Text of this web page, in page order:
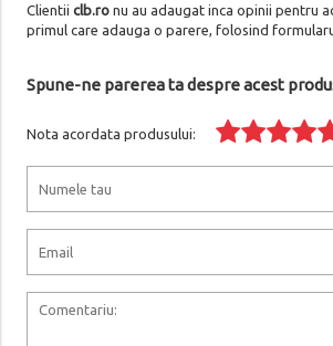
Clientii clb.ronu au adaugat inca opinii pentru
primul care adauga o parere, folosind
Spune-ne parerea ta despre acest
Nota acordata produsului: